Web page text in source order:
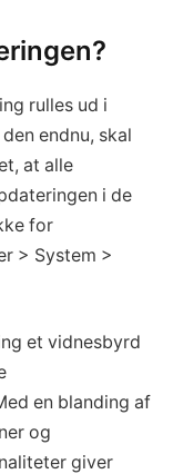
rulles ud i
endnu, skal
at alle
i de
for
> System >
et vidnesbyrd
en blanding af
og
giver